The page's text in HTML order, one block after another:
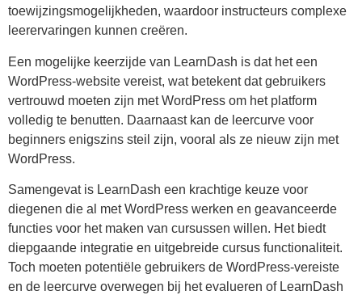
toewijzingsmogelijkheden, waardoor instructeurs complexe
leerervaringen kunnen creëren.
Een mogelijke keerzijde van LearnDash is dat het een
WordPress-website vereist, wat betekent dat gebruikers
vertrouwd moeten zijn met WordPress om het platform
volledig te benutten. Daarnaast kan de leercurve voor
beginners enigszins steil zijn, vooral als ze nieuw zijn met
WordPress.
Samengevat is LearnDash een krachtige keuze voor
diegenen die al met WordPress werken en geavanceerde
functies voor het maken van cursussen willen. Het biedt
diepgaande integratie en uitgebreide cursus functionaliteit.
Toch moeten potentiële gebruikers de WordPress-vereiste
en de leercurve overwegen bij het evalueren of LearnDash